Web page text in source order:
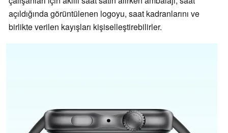
açıldığında görüntülenen logoyu, saat kadranlarını ve
birlikte verilen kayışları kişiselleştirebilirler.